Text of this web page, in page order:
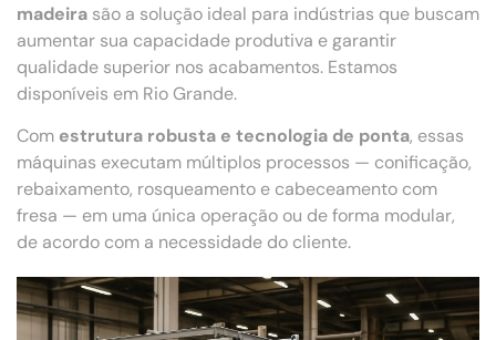
madeira são a solução ideal para indústrias que buscam
aumentar sua capacidade produtiva e garantir
qualidade superior nos acabamentos. Estamos
disponíveis em Rio Grande.
Com estrutura robusta e tecnologia de ponta, essas
máquinas executam múltiplos processos — conificação,
rebaixamento, rosqueamento e cabeceamento com
fresa — em uma única operação ou de forma modular,
de acordo com a necessidade do cliente.